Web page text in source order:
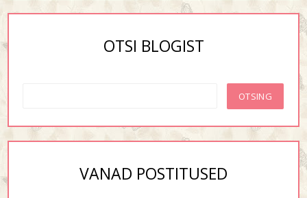
OTSI BLOGIST
VANAD POSTITUSED